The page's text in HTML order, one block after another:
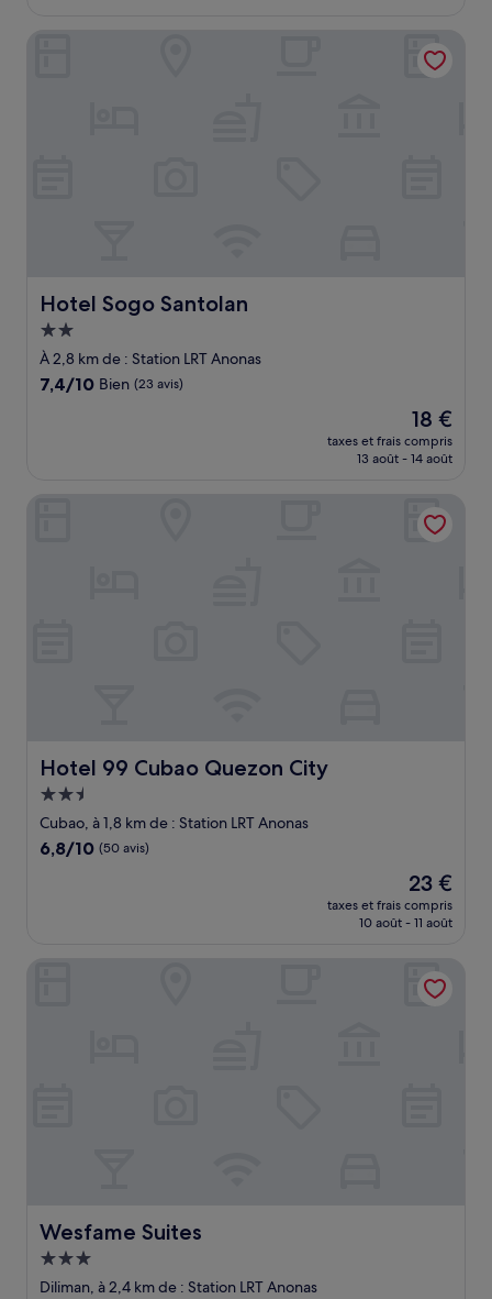
de
32 €
Hotel Sogo Santolan
Hotel Sogo Santolan
Hébergement
2.0 étoiles
À 2,8 km de : Station LRT Anonas
7.4
7,4/10 Bien (23 avis)
Le
nouveau
prix
de
18 €
18 €
taxes et frais compris
13 août - 14 août
Hotel 99 Cubao Quezon City
Hotel 99 Cubao Quezon City
Hébergement
2.5 étoiles
Cubao, à 1,8 km de : Station LRT Anonas
6.8
6,8/10 (50 avis)
Le
nouveau
prix
de
23 €
23 €
taxes et frais compris
10 août - 11 août
Wesfame Suites
Wesfame Suites
Hébergement
3.0 étoiles
Diliman, à 2,4 km de : Station LRT Anonas